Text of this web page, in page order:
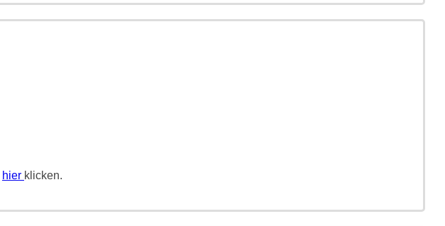
hier klicken.